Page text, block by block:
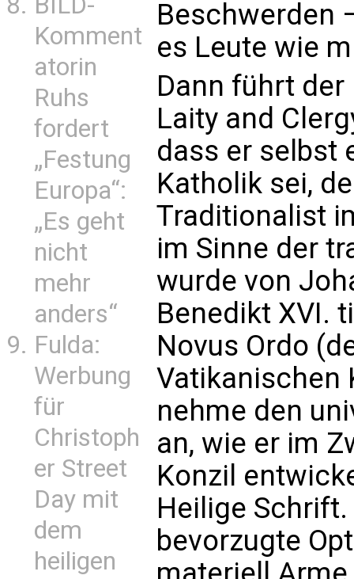
Komment
atorin
Ruhs
fordert
„Festung
Europa“:
„Es geht
nicht
mehr
anders“
Fulda:
Werbung
für
Christoph
er Street
Day mit
dem
heiligen
Beschwerden
es Leute wie
Dann führt der
Laity and
dass er selbst
Katholik sei,
Traditionalist
im Sinne der
wurde von
Benedikt XVI.
Novus Ordo
Vatikanischen
nehme den
an, wie er im
Konzil
Heilige
bevorzugte